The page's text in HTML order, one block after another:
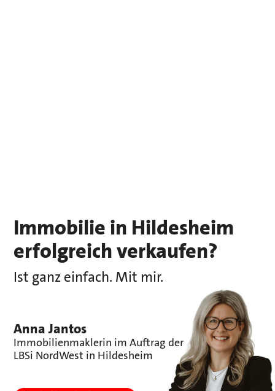
Immobilie in Hildesheim
erfolgreich verkaufen?
Ist ganz einfach. Mit mir.
Anna Jantos
Immobilienmaklerin im Auftrag der
LBSi NordWest in Hildesheim